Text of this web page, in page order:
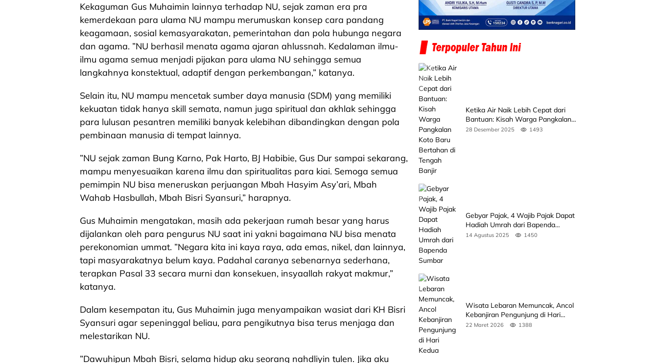
Kekaguman Gus Muhaimin lainnya terhadap NU, sejak zaman era pra
kemerdekaan para ulama NU mampu merumuskan konsep cara pandang
keagamaan, sosial kemasyarakatan, pemerintahan dan pola hubunga negara
dan agama. ”NU berhasil menata agama ajaran ahlussnah. Kedalaman ilmu-
ilmu agama semua menjadi pijakan para ulama NU sehingga semua
langkahnya konstektual, adaptif dengan perkembangan,” katanya.
Selain itu, NU mampu mencetak sumber daya manusia (SDM) yang memiliki
kekuatan tidak hanya skill semata, namun juga spiritual dan akhlak sehingga
para lulusan pesantren memiliki banyak kelebihan dibandingkan dengan pola
pembinaan manusia di tempat lainnya.
”NU sejak zaman Bung Karno, Pak Harto, BJ Habibie, Gus Dur sampai sekarang,
mampu menyesuaikan karena ilmu dan spiritualitas para kiai. Semoga semua
pemimpin NU bisa meneruskan perjuangan Mbah Hasyim Asy’ari, Mbah
Wahab Hasbullah, Mbah Bisri Syansuri,” harapnya.
Gus Muhaimin mengatakan, masih ada pekerjaan rumah besar yang harus
dijalankan oleh para pengurus NU saat ini yakni bagaimana NU bisa menata
perekonomian ummat. ”Negara kita ini kaya raya, ada emas, nikel, dan lainnya,
tapi masyarakatnya belum kaya. Padahal caranya sebenarnya sederhana,
terapkan Pasal 33 secara murni dan konsekuen, insyaallah rakyat makmur,”
katanya.
Dalam kesempatan itu, Gus Muhaimin juga menyampaikan wasiat dari KH Bisri
Syansuri agar sepeninggal beliau, para pengikutnya bisa terus menjaga dan
melestarikan NU.
”Dawuhipun Mbah Bisri, selama hidup aku seorang nahdliyin tulen. Jika aku
Ketika Air Naik Lebih Cepat dari
Bantuan: Kisah Warga Pangkalan
Koto Baru Bertahan di Tengah
28 Desember 2025 1493
Gebyar Pajak, 4 Wajib Pajak Dapat
Hadiah Umrah dari Bapenda
Sumbar
14 Agustus 2025 1450
Wisata Lebaran Memuncak, Ancol
Kebanjiran Pengunjung di Hari
Kedua
22 Maret 2026 1388